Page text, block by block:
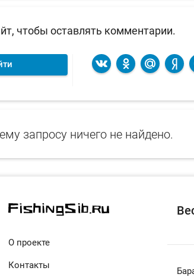
чтобы оставлять комментарии.
запросу ничего не найдено.
О проекте
Контакты